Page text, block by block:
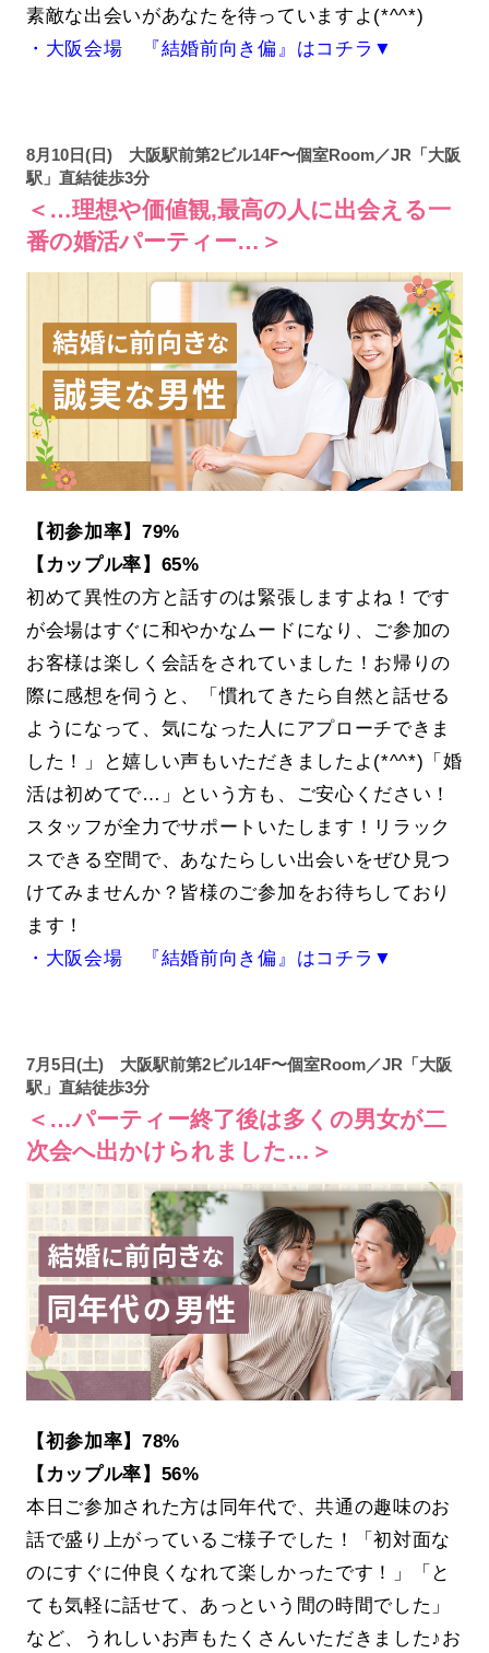
素敵な出会いがあなたを待っていますよ(*^^*)
・大阪会場 『結婚前向き偏』はコチラ▼
8月10日(日) 大阪駅前第2ビル14F〜個室Room／JR「大阪
駅」直結徒歩3分
＜…理想や価値観,最高の人に出会える一
番の婚活パーティー…＞
【初参加率】79%
【カップル率】65%
初めて異性の方と話すのは緊張しますよね！です
が会場はすぐに和やかなムードになり、ご参加の
お客様は楽しく会話をされていました！お帰りの
際に感想を伺うと、「慣れてきたら自然と話せる
ようになって、気になった人にアプローチできま
した！」と嬉しい声もいただきましたよ(*^^*)「婚
活は初めてで…」という方も、ご安心ください！
スタッフが全力でサポートいたします！リラック
スできる空間で、あなたらしい出会いをぜひ見つ
けてみませんか？皆様のご参加をお待ちしており
ます！
・大阪会場 『結婚前向き偏』はコチラ▼
7月5日(土) 大阪駅前第2ビル14F〜個室Room／JR「大阪
駅」直結徒歩3分
＜…パーティー終了後は多くの男女が二
次会へ出かけられました…＞
【初参加率】78%
【カップル率】56%
本日ご参加された方は同年代で、共通の趣味のお
話で盛り上がっているご様子でした！「初対面な
のにすぐに仲良くなれて楽しかったです！」「と
ても気軽に話せて、あっという間の時間でした」
など、うれしいお声もたくさんいただきました♪お